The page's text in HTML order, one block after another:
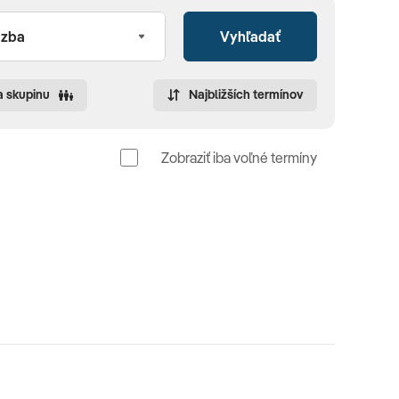
Vyhľadať
skupinu Najbližších termínov
Zobraziť iba voľné termíny